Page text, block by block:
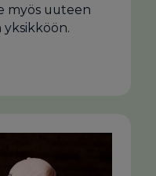
myös uuteen
yksikköön.